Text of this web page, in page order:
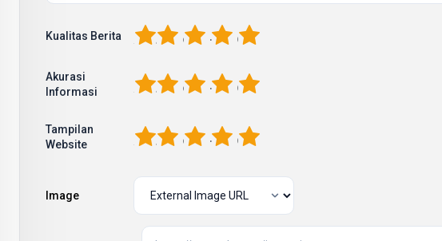
Kualitas Berita 5
4
3
2
Akurasi
Informasi
5
4
3
2
Tampilan
Website
5
4
3
2
Image